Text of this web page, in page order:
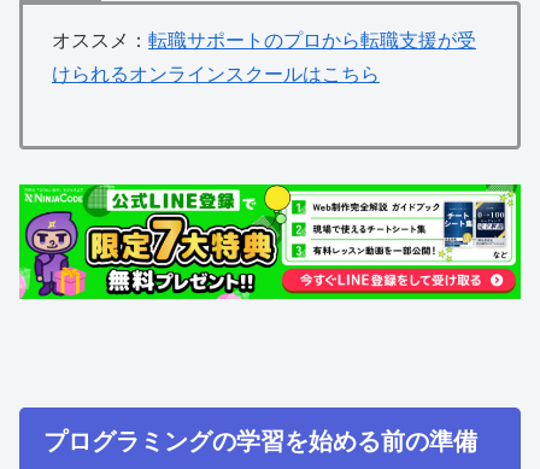
オススメ： 転職サポートのプロから転職支援が受
けられるオンラインスクールはこちら
プログラミングの学習を始める前の準備